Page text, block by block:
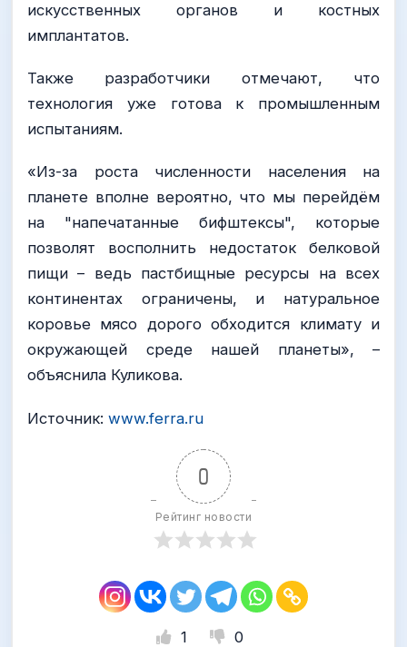
искусственных органов и костных
имплантатов.
Также разработчики отмечают, что
технология уже готова к промышленным
испытаниям.
«Из-за роста численности населения на
планете вполне вероятно, что мы перейдём
на "напечатанные бифштексы", которые
позволят восполнить недостаток белковой
пищи – ведь пастбищные ресурсы на всех
континентах ограничены, и натуральное
коровье мясо дорого обходится климату и
окружающей среде нашей планеты», –
объяснила Куликова.
Источник: www.ferra.ru
0
Рейтинг новости
1 0